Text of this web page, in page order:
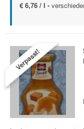
€ 6,76 / l -
Verpasst!